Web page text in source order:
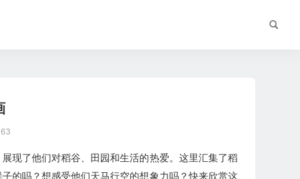
63
现了他们对稻谷、田园和生活的热爱。这里汇集了稻
的吗？想感受他们天马行空的想象力吗？快来欣赏这